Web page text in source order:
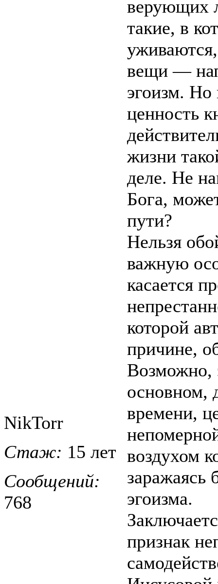
NikTorr
Стаж: 15 лет
Сообщений:
768
верующих
такие, в
вещи —
эгоизм. Но
ценность
жизни
деле. Не
Бога,
пути?
Нельзя
важную
касается
которой
причине,
Возможно,
основном,
времени,
воздухом
заражаясь
эгоизма.
признак